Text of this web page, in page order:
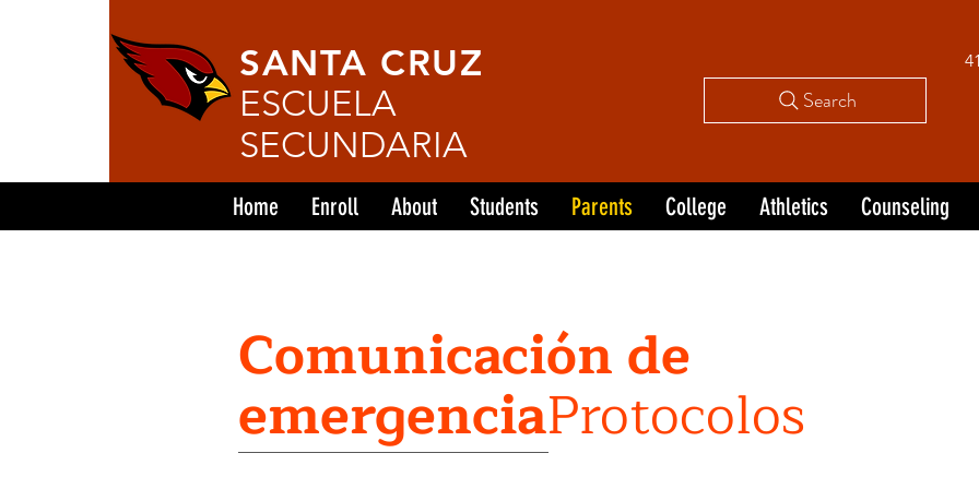
SANTA CRUZ
ESCUELA
SECUNDARIA
Search
Home Enroll About Students Parents College Athletics Counseling
Comunicación de
emergenciaProtocolos